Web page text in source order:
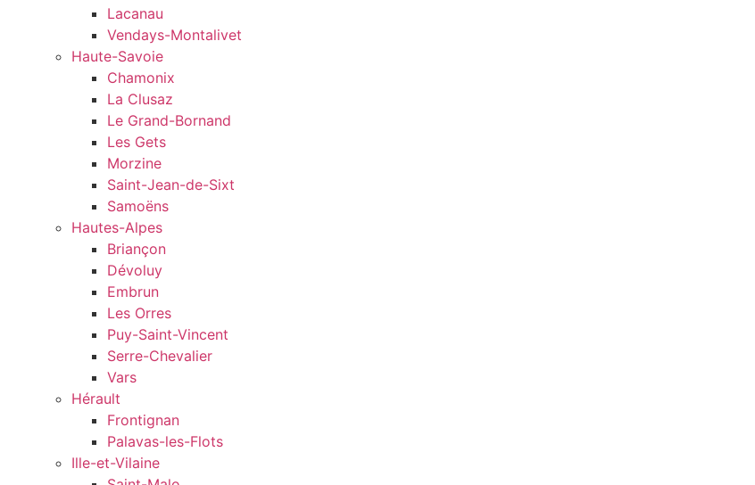
Lacanau
Vendays-Montalivet
Haute-Savoie
Chamonix
La Clusaz
Le Grand-Bornand
Les Gets
Morzine
Saint-Jean-de-Sixt
Samoëns
Hautes-Alpes
Briançon
Dévoluy
Embrun
Les Orres
Puy-Saint-Vincent
Serre-Chevalier
Vars
Hérault
Frontignan
Palavas-les-Flots
Ille-et-Vilaine